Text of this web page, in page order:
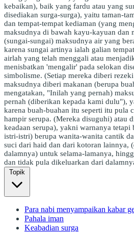
kebaikan), baik yang fardu atau yang
disediakan surga-surga), yaitu taman-
dan tempat-tempat kediaman (yang
maksudnya di bawah kayu-kayuan dan
(sungai-sungai) maksudnya air yang
karena sungai artinya ialah galian
airlah yang telah menggali atau
menisbatkan 'mengalir' pada selokan
simbolisme. (Setiap mereka diberi
maksudnya diberi makanan (berupa
mengatakan, "Inilah yang pernah)
pernah (diberikan kepada kami dulu"),
karena buah-buahan itu seperti itu pula
hampir serupa. (Mereka disuguhi) atau
keadaan serupa), yakni warnanya tetapi
istri-istri) berupa wanita-wanita cantik
suci dari haid dan dari kotoran lainnya,
dalamnya) untuk selama-lamanya,
dan tidak pula dikeluarkan dari
Topik
Para nabi menyampaikan kabar
Pahala iman
Keabadian surga